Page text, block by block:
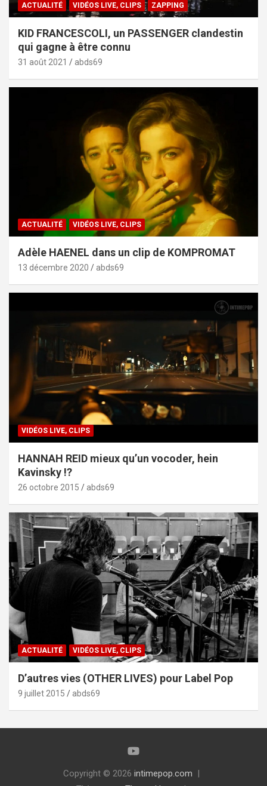
ACTUALITÉ VIDÉOS LIVE, CLIPS ZAPPING
KID FRANCESCOLI, un PASSENGER clandestin
qui gagne à être connu
31 août 2021 abds69
ACTUALITÉ VIDÉOS LIVE, CLIPS
Adèle HAENEL dans un clip de KOMPROMAT
13 décembre 2020 abds69
VIDÉOS LIVE, CLIPS
HANNAH REID mieux qu’un vocoder, hein
Kavinsky !?
26 octobre 2015 abds69
ACTUALITÉ VIDÉOS LIVE, CLIPS
D’autres vies (OTHER LIVES) pour Label Pop
9 juillet 2015 abds69
Copyright © 2026 intimepop.com